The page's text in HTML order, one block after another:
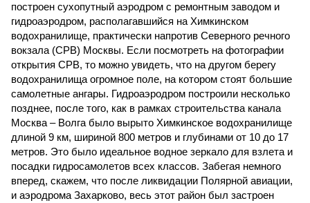
построен сухопутный аэродром с ремонтным заводом и
гидроаэродром, располагавшийся на Химкинском
водохранилище, практически напротив Северного речного
вокзала (СРВ) Москвы. Если посмотреть на фотографии
открытия СРВ, то можно увидеть, что на другом берегу
водохранилища огромное поле, на котором стоят большие
самолетные ангары. Гидроаэродром построили несколько
позднее, после того, как в рамках строительства канала
Москва – Волга было вырыто Химкинское водохранилище
длиной 9 км, шириной 800 метров и глубинами от 10 до 17
метров. Это было идеальное водное зеркало для взлета и
посадки гидросамолетов всех классов. Забегая немного
вперед, скажем, что после ликвидации Полярной авиации,
и аэродрома Захарково, весь этот район был застроен